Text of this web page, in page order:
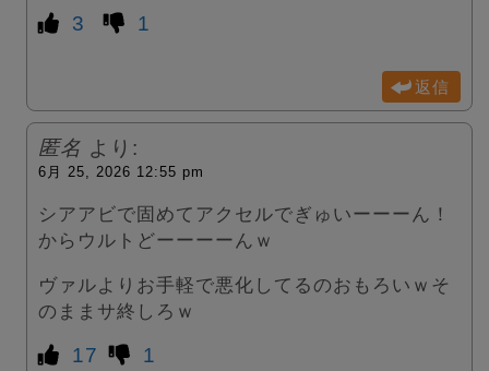
3 1
返信
匿名 より:
6月 25, 2026 12:55 pm
シアアビで固めてアクセルでぎゅいーーーん！
からウルトどーーーーんｗ
ヴァルよりお手軽で悪化してるのおもろいｗそ
のままサ終しろｗ
17 1